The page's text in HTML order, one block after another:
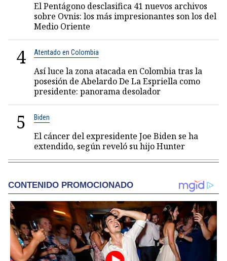
El Pentágono desclasifica 41 nuevos archivos
sobre Ovnis: los más impresionantes son los del
Medio Oriente
4 Atentado en Colombia
Así luce la zona atacada en Colombia tras la
posesión de Abelardo De La Espriella como
presidente: panorama desolador
5 Biden
El cáncer del expresidente Joe Biden se ha
extendido, según reveló su hijo Hunter